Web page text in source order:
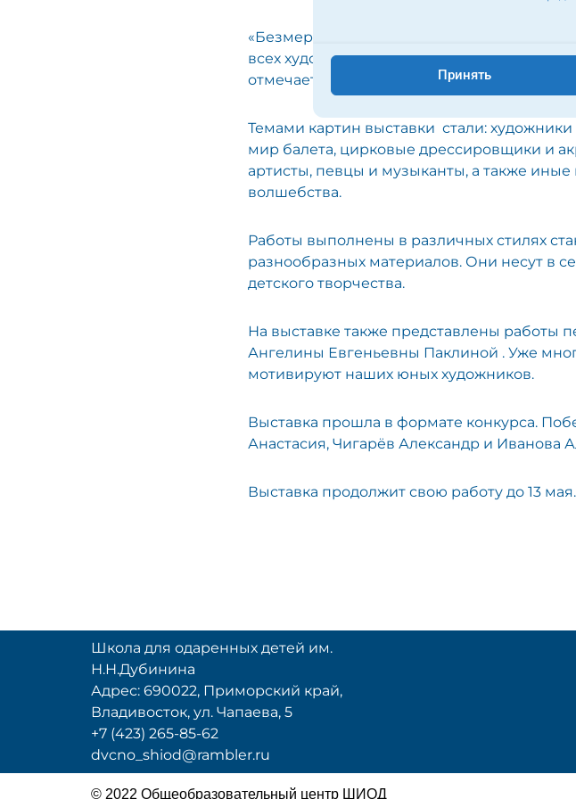
Принять
«Безмерно горжусь тем, что именно
всех художественно-эстетических
отмечает руководитель
Темами картин выставки стали:
мир балета, цирковые дрессировщики и
артисты, певцы и музыканты, а также
волшебства.
Работы выполнены в различных стилях
разнообразных материалов. Они несут в
детского творчества.
На выставке также представлены
Ангелины Евгеньевны Паклиной . Уже
мотивируют наших юных художников.
Выставка прошла в формате конкурса.
Анастасия, Чигарёв Александр и Иванова
Выставка продолжит свою работу до 13
Школа для одаренных детей им.
Н.Н.Дубинина
Адрес: 690022, Приморский край,
Владивосток, ул. Чапаева, 5
+7 (423) 265-85-62
dvcno_shiod@rambler.ru
© 2022 Общеобразовательный центр ШИОД